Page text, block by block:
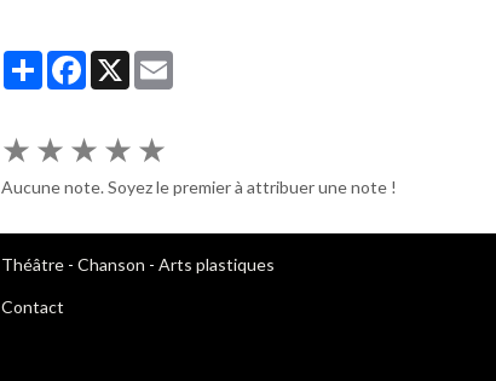
PartagerFacebook
X
★ ★ ★ ★ ★
Aucune note. Soyez le premier à attribuer une note !
Théâtre - Chanson - Arts plastiques
Contact